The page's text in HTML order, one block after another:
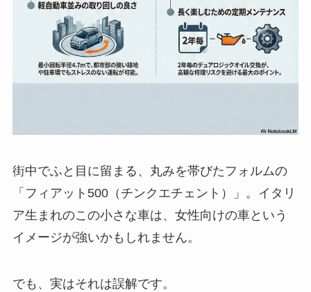
街中でふと目に留まる、丸みを帯びたフォルムの
「フィアット500（チンクエチェント）」。イタリ
ア生まれのこの小さな車は、女性向けの車という
イメージが強いかもしれません。
でも、実はそれは誤解です。